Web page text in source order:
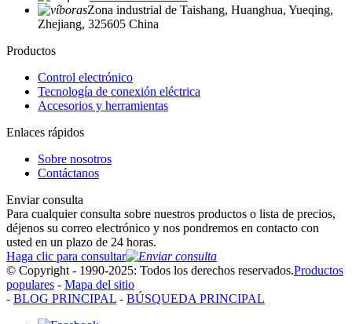
Zona industrial de Taishang, Huanghua, Yueqing,
Zhejiang, 325605 China
Productos
Control electrónico
Tecnología de conexión eléctrica
Accesorios y herramientas
Enlaces rápidos
Sobre nosotros
Contáctanos
Enviar consulta
Para cualquier consulta sobre nuestros productos o lista de precios,
déjenos su correo electrónico y nos pondremos en contacto con
usted en un plazo de 24 horas.
Haga clic para consultar
© Copyright - 1990-2025: Todos los derechos reservados.Productos
populares - Mapa del sitio
- BLOG PRINCIPAL - BÚSQUEDA PRINCIPAL